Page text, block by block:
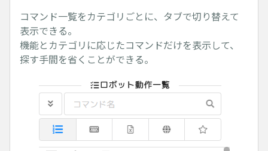
コマンド一覧をカテゴリごとに、タブで切り替えて
表示できる。
機能とカテゴリに応じたコマンドだけを表示して、
探す手間を省くことができる。